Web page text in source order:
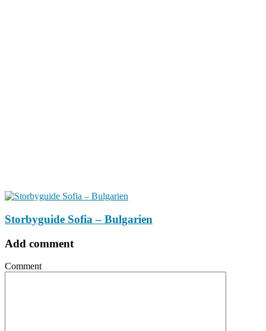
Storbyguide Sofia – Bulgarien
Add comment
Comment